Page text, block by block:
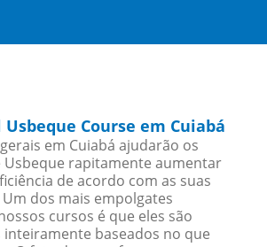
Usbeque Course em Cuiabá
em Cuiabá ajudarão os
Usbeque rapitamente aumentar
de acordo com as suas
dos mais empolgates
cursos é que eles são
inteiramente baseados no que